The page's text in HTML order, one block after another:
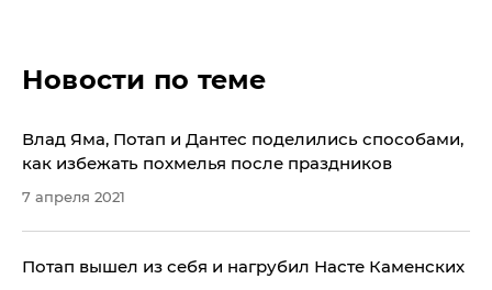
Новости по теме
Влад Яма, Потап и Дантес поделились способами,
как избежать похмелья после праздников
7 апреля 2021
Потап вышел из себя и нагрубил Насте Каменских